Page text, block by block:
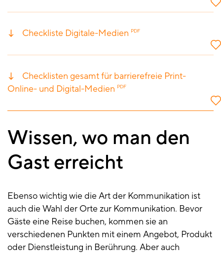
Checkliste Digitale-Medien PDF
Checklisten gesamt für barrierefreie Print-
Online- und Digital-Medien PDF
Wissen, wo man den
Gast erreicht
Ebenso wichtig wie die Art der Kommunikation ist
auch die Wahl der Orte zur Kommunikation. Bevor
Gäste eine Reise buchen, kommen sie an
verschiedenen Punkten mit einem Angebot, Produkt
oder Dienstleistung in Berührung. Aber auch